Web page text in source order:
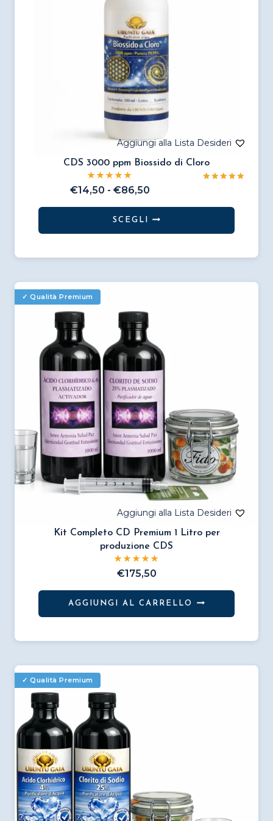
CDS 3000 ppm Biossido di Cloro
€14,50 - €86,50
prezzo:
a
SCEGLI
prodotto
più
varianti.
opzioni
possono
essere
scelte
nella
pagina
del
prodotto
Kit Completo CD Premium 1 Litro per
produzione CDS
€175,50
AGGIUNGI AL CARRELLO